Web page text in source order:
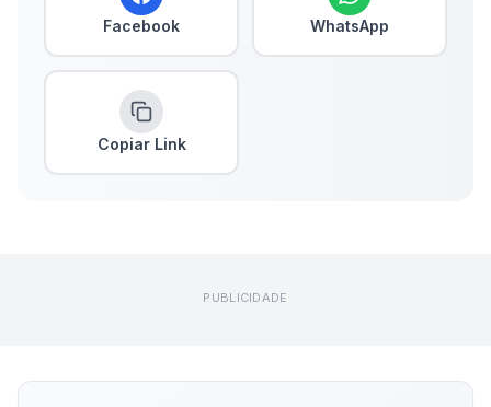
Facebook WhatsApp
Copiar Link
PUBLICIDADE